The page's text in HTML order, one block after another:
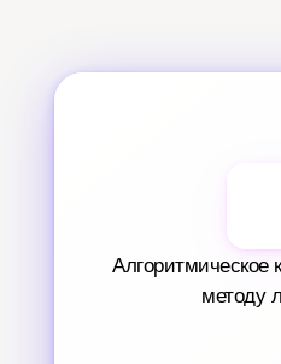
Алгоритмическое
методу